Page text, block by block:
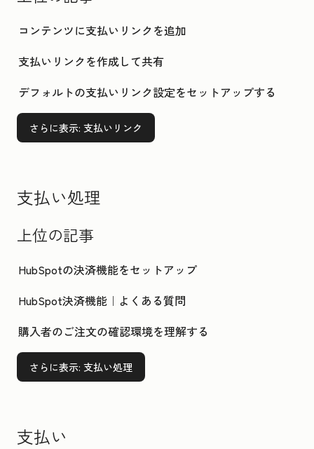
コンテンツに支払いリンクを追加
支払いリンクを作成して共有
デフォルトの支払いリンク設定をセットアップする
さらに表示: 支払いリンク
支払い処理
上位の記事
HubSpotの決済機能をセットアップ
HubSpot決済機能｜よくある質問
購入者のご注文の確認環境を理解する
さらに表示: 支払い処理
支払い